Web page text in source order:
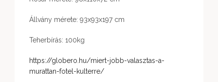
Állvány mérete: 93x93x197 cm
Teherbírás: 100kg
https://globero.hu/miert-jobb-valasztas-a-
murattan-fotel-kulterre/